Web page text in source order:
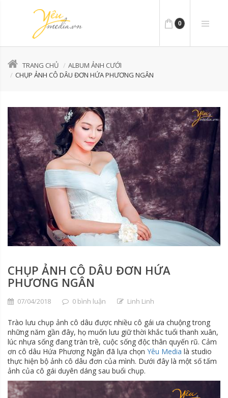
0
TRANG CHỦ
ALBUM ẢNH CƯỚI
CHỤP ẢNH CÔ DÂU ĐƠN HỨA PHƯƠNG NGÂN
CHỤP ẢNH CÔ DÂU ĐƠN HỨA
PHƯƠNG NGÂN
07/04/2018 0 bình luận Linh Linh
Trào lưu chụp ảnh cô dâu được nhiều cô gái ưa chuộng trong
những năm gần đây, họ muốn lưu giữ thời khắc tuổi thanh xuân,
lúc nhựa sống đang tràn trề, cuộc sống độc thân quyến rũ. Cảm
ơn cô dâu Hứa Phương Ngân đã lựa chọn Yêu Media là studio
thực hiện bộ ảnh cô dâu đơn của mình. Dưới đây là một số tấm
ảnh của cô gái duyên dáng sau buổi chụp.